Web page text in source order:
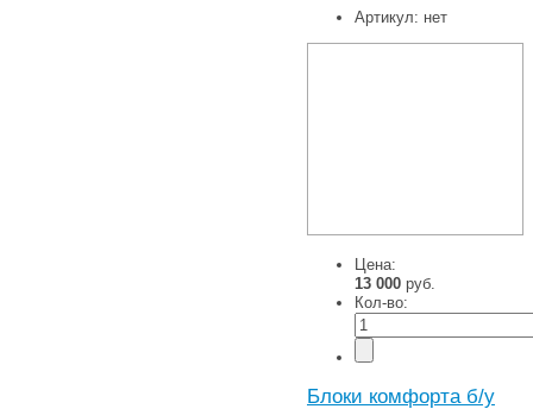
Артикул: нет
Цена:
13 000 руб.
Кол-во:
Блоки комфорта б/у